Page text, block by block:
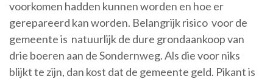
voorkomen hadden kunnen worden en hoe er
gerepareerd kan worden. Belangrijk risico voor de
gemeente is natuurlijk de dure grondaankoop van
drie boeren aan de Sondernweg. Als die voor niks
blijkt te zijn, dan kost dat de gemeente geld. Pikant is